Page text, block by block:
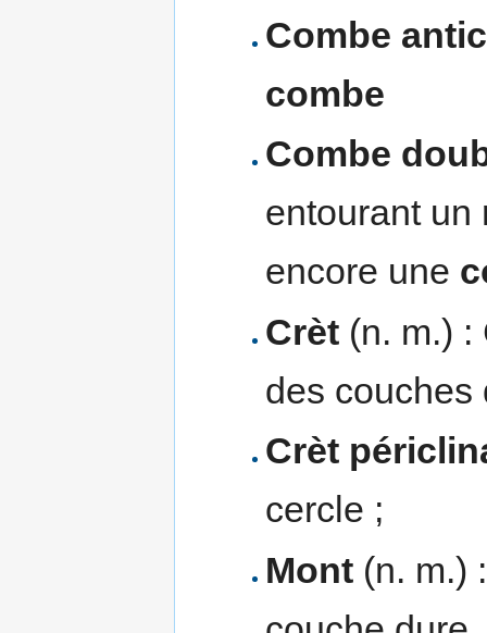
Combe
combe
Combe
entourant un
encore une
Crèt (n. m.)
des couches
Crèt
cercle ;
Mont (n. m.)